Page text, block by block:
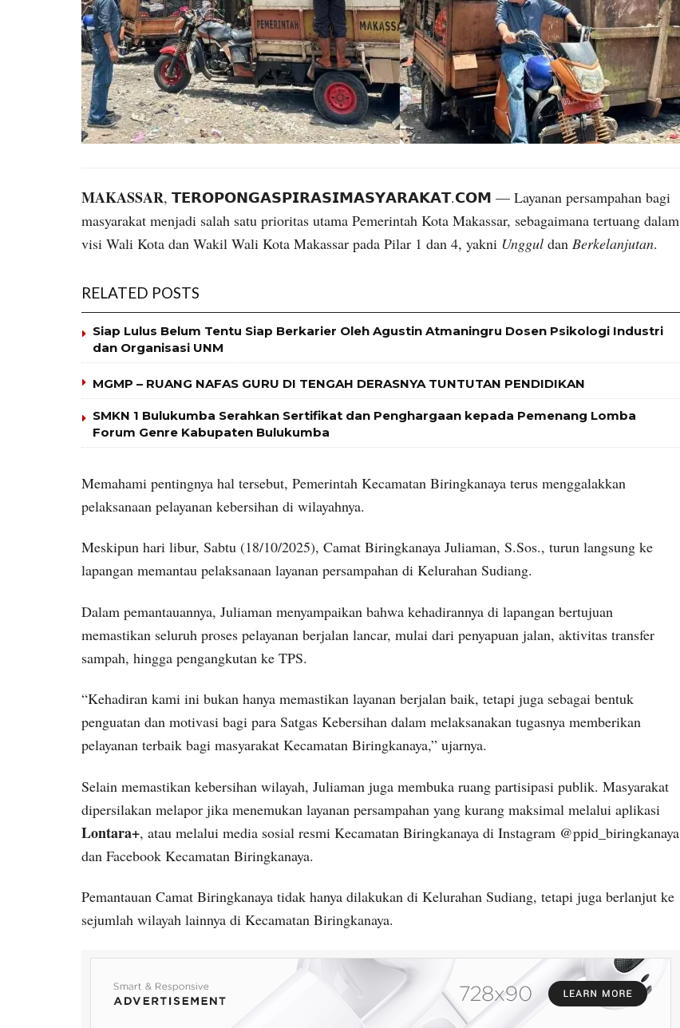
MAKASSAR, 𝗧𝗘𝗥𝗢𝗣𝗢𝗡𝗚𝗔𝗦𝗣𝗜𝗥𝗔𝗦𝗜𝗠𝗔𝗦𝗬𝗔𝗥𝗔𝗞𝗔𝗧.𝗖𝗢𝗠 — Layanan persampahan bagi
masyarakat menjadi salah satu prioritas utama Pemerintah Kota Makassar, sebagaimana tertuang dalam
visi Wali Kota dan Wakil Wali Kota Makassar pada Pilar 1 dan 4, yakni Unggul dan Berkelanjutan.
RELATED POSTS
Siap Lulus Belum Tentu Siap Berkarier Oleh Agustin Atmaningru Dosen Psikologi Industri
dan Organisasi UNM
MGMP – RUANG NAFAS GURU DI TENGAH DERASNYA TUNTUTAN PENDIDIKAN
SMKN 1 Bulukumba Serahkan Sertifikat dan Penghargaan kepada Pemenang Lomba
Forum Genre Kabupaten Bulukumba
Memahami pentingnya hal tersebut, Pemerintah Kecamatan Biringkanaya terus menggalakkan
pelaksanaan pelayanan kebersihan di wilayahnya.
Meskipun hari libur, Sabtu (18/10/2025), Camat Biringkanaya Juliaman, S.Sos., turun langsung ke
lapangan memantau pelaksanaan layanan persampahan di Kelurahan Sudiang.
Dalam pemantauannya, Juliaman menyampaikan bahwa kehadirannya di lapangan bertujuan
memastikan seluruh proses pelayanan berjalan lancar, mulai dari penyapuan jalan, aktivitas transfer
sampah, hingga pengangkutan ke TPS.
“Kehadiran kami ini bukan hanya memastikan layanan berjalan baik, tetapi juga sebagai bentuk
penguatan dan motivasi bagi para Satgas Kebersihan dalam melaksanakan tugasnya memberikan
pelayanan terbaik bagi masyarakat Kecamatan Biringkanaya,” ujarnya.
Selain memastikan kebersihan wilayah, Juliaman juga membuka ruang partisipasi publik. Masyarakat
dipersilakan melapor jika menemukan layanan persampahan yang kurang maksimal melalui aplikasi
Lontara+, atau melalui media sosial resmi Kecamatan Biringkanaya di Instagram @ppid_biringkanaya
dan Facebook Kecamatan Biringkanaya.
Pemantauan Camat Biringkanaya tidak hanya dilakukan di Kelurahan Sudiang, tetapi juga berlanjut ke
sejumlah wilayah lainnya di Kecamatan Biringkanaya.